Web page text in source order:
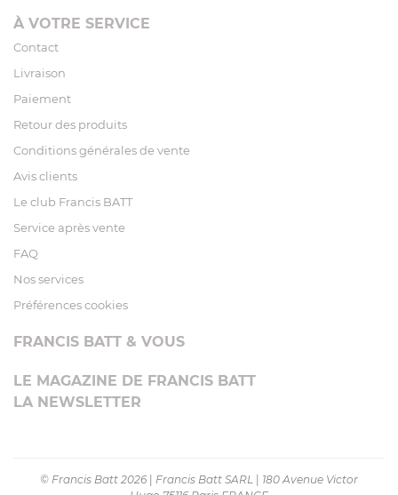
À VOTRE SERVICE
Contact
Livraison
Paiement
Retour des produits
Conditions générales de vente
Avis clients
Le club Francis BATT
Service après vente
FAQ
Nos services
Préférences cookies
FRANCIS BATT & VOUS
LE MAGAZINE DE FRANCIS BATT
LA NEWSLETTER
© Francis Batt 2026 Francis Batt SARL
180 Avenue Victor